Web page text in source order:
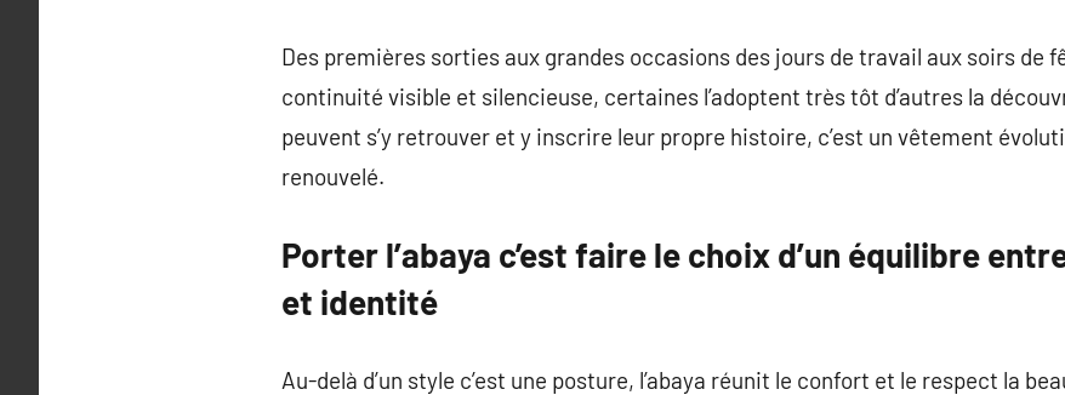
Des premières sorties aux grandes occasions des jours de travail aux soirs de
continuité visible et silencieuse, certaines l’adoptent très tôt d’autres la
peuvent s’y retrouver et y inscrire leur propre histoire, c’est un vêtement
renouvelé.
Porter l’abaya c’est faire le choix d’un équilibre
et identité
Au-delà d’un style c’est une posture, l’abaya réunit le confort et le respect la